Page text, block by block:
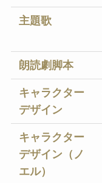
主題歌
朗読劇脚本
キャラクター
デザイン
キャラクター
デザイン（ノ
エル）